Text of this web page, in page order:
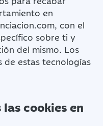
en
con el
sobre ti y
del mismo. Los
de estas tecnologías
cookies en